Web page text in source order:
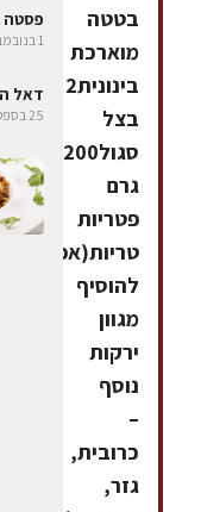
בטטה
מוארכת
בינונית2
בצל
סגול200
גרם
פטריות
טריות(אפשר
להוסיף
מגוון
ירקות
נוסף
–
כרובית,
גזר,
פסטה
1 בנובמבר 2005
דאל
25 בספטמבר 2006